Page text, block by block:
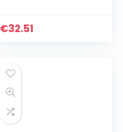
Jongen en Meisje
€32.51